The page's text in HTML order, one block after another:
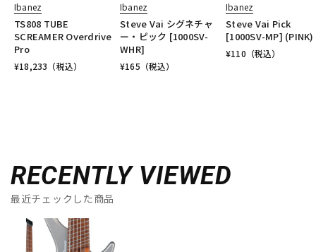
Ibanez
TS808 TUBE
SCREAMER Overdrive
Pro
¥18,233 （税込）
Ibanez
Steve Vai シグネチャ
ー・ピック [1000SV-
WHR]
¥165 （税込）
Ibanez
Steve Vai Pick
[1000SV-MP] (PINK)
¥110 （税込）
RECENTLY VIEWED
最近チェックした商品